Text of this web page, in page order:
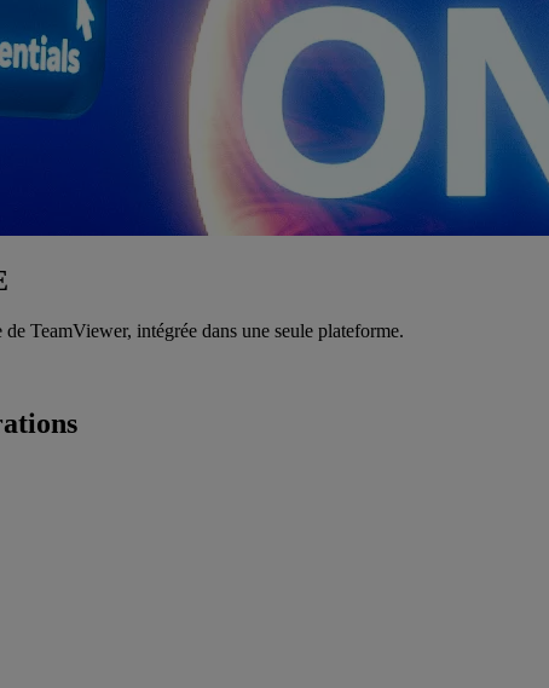
TeamViewer, intégrée dans une seule plateforme.